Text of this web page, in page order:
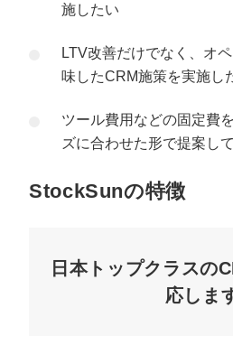
施したい
LTV改善だけでなく、オ
味したCRM施策を実施し
ツール費用などの固定費
ズに合わせた形で提案し
StockSunの特徴
日本トップクラスの
応しま